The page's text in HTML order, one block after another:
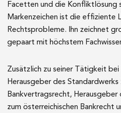
Facetten und die Konfliktlösung
Markenzeichen ist die effiziente
Rechtsprobleme. Ihn zeichnet
gepaart mit höchstem
Zusätzlich zu seiner Tätigkeit bei
Herausgeber des Standardwerks
Bankvertragsrecht,
zum österreichischen Bankrecht